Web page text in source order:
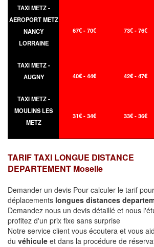
TAXI METZ -
AEROPORT METZ
NANCY
LORRAINE
67€ - 70€ 73€ - 76€
TAXI METZ -
AUGNY
40€ - 44€ 42€ - 47€
TAXI METZ -
MOULINS LES
METZ
31€ - 34€ 33€ - 36€
TARIF TAXI LONGUE DISTANCE
DEPARTEMENT Moselle
Demander un devis Pour calculer le tarif
déplacements longues distances
Demandez nous un devis détaillé et nous
profitez d'un prix fixe sans surprise
Notre service client vous écoutera et vous
du véhicule et dans la procédure de